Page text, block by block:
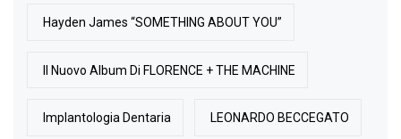
Hayden James “SOMETHING ABOUT YOU”
Il Nuovo Album Di FLORENCE + THE MACHINE
Implantologia Dentaria LEONARDO BECCEGATO